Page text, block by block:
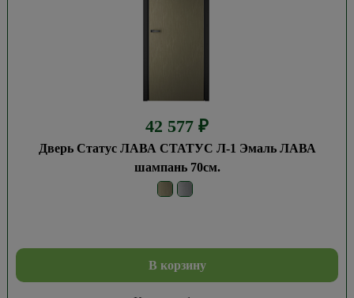
42 577 ₽
Дверь Статус ЛАВА СТАТУС Л-1 Эмаль ЛАВА
шампань 70см.
В корзину